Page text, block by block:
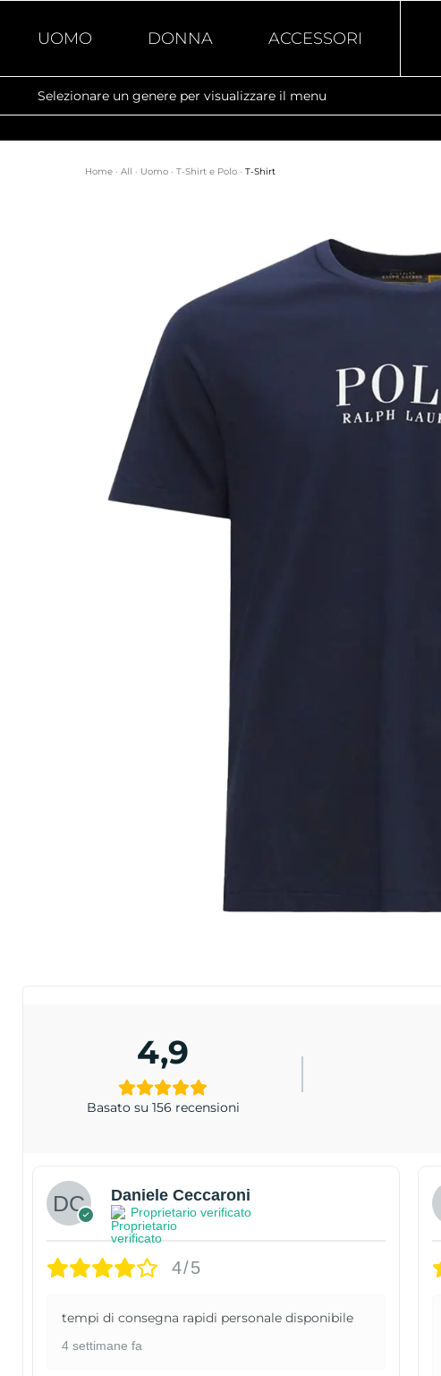
UOMO DONNA ACCESSORI
Selezionare un genere per visualizzare il menu
Home · All · Uomo · T-Shirt e Polo · T-Shirt
4,9
Basato su 156 recensioni
Daniele Ceccaroni
Proprietario verificato
4/5
tempi di consegna rapidi personale disponibile
4 settimane fa